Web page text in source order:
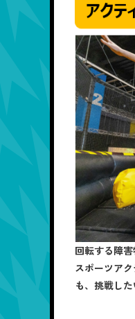
回転する障
スポーツア
も、挑戦し